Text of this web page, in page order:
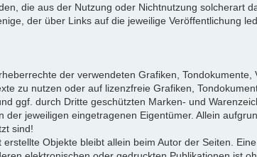
die aus der Nutzung oder Nichtnutzung solcherart
der über Links auf die jeweilige Veröffentlichung
der verwendeten Grafiken,
zu nutzen oder auf lizenzfreie Grafiken,
ggf. durch Dritte geschützten Marken- und
jeweiligen eingetragenen Eigentümer. Allein
sind!
Objekte bleibt allein beim Autor der Seiten.